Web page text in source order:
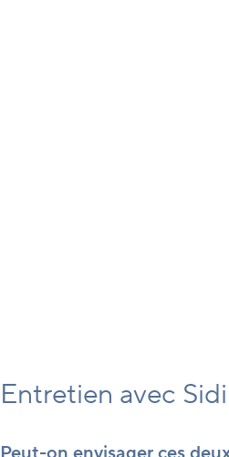
Entretien avec